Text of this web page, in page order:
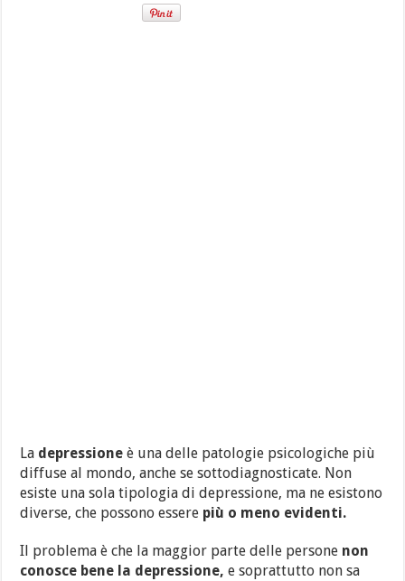
La depressioneè una delle patologie psicologiche più
diffuse al mondo, anche se sottodiagnosticate. Non
esiste una sola tipologia di depressione, ma ne esistono
diverse, che possono essere più o meno evidenti.
Il problema è che la maggior parte delle persone non
conosce bene la depressione,e soprattutto non sa